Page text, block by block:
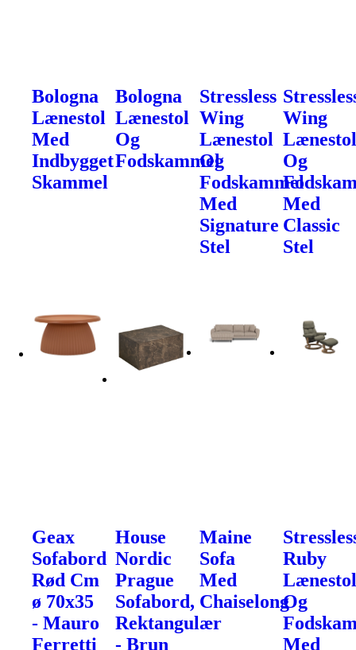
Bologna
Lænestol
Med
Indbygget
Skammel
Bologna
Lænestol
Og
Fodskammel
Stressless
Wing
Lænestol
Og
Fodskammel
Med
Signature
Stel
Wing
Og
Med
Classic
Stel
Geax
Sofabord
Rød Cm
ø 70x35
- Mauro
Ferretti
House
Nordic
Prague
Sofabord,
Rektangulær
- Brun
Maine
Sofa
Med
Chaiselong
Ruby
Og
Med